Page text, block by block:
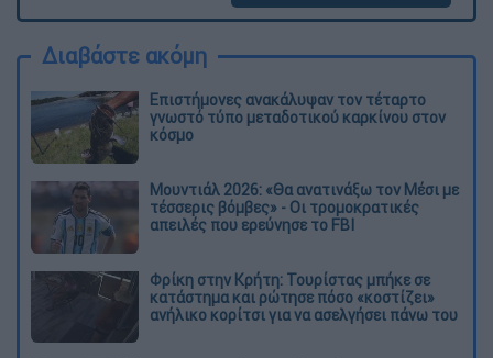
Διαβάστε ακόμη
Επιστήμονες ανακάλυψαν τον τέταρτο
γνωστό τύπο μεταδοτικού καρκίνου στον
κόσμο
Μουντιάλ 2026: «Θα ανατινάξω τον Μέσι με
τέσσερις βόμβες» - Οι τρομοκρατικές
απειλές που ερεύνησε το FBI
Φρίκη στην Κρήτη: Τουρίστας μπήκε σε
κατάστημα και ρώτησε πόσο «κοστίζει»
ανήλικο κορίτσι για να ασελγήσει πάνω του